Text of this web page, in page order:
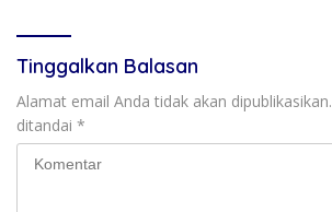
Tinggalkan Balasan
Alamat email Anda tidak akan dipublikasikan.
ditandai *